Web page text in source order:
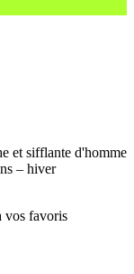
et sifflante d'homme
– hiver